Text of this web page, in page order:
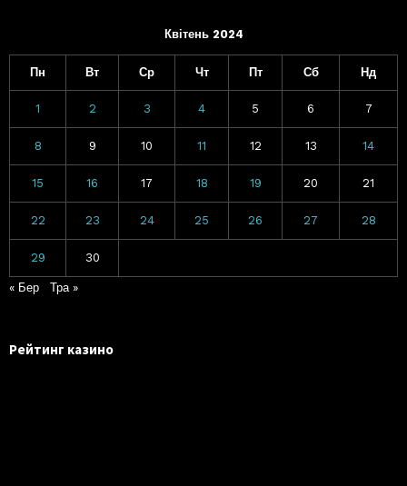
Квітень 2024
Пн Вт Ср Чт Пт Сб Нд
1 2 3 4 5 6 7
8 9 10 11 12 13 14
15 16 17 18 19 20 21
22 23 24 25 26 27 28
29 30
« Бер Тра »
Рейтинг казино